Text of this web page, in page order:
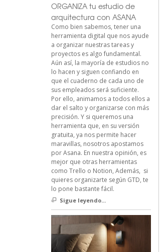
ORGANIZA tu estudio de
arquitectura con ASANA
Como bien sabemos, tener una
herramienta digital que nos ayude
a organizar nuestras tareas y
proyectos es algo fundamental.
Aún así, la mayoría de estudios no
lo hacen y siguen confiando en
que el cuaderno de cada uno de
sus empleados será suficiente.
Por ello, animamos a todos ellos a
dar el salto y organizarse con más
precisión. Y si queremos una
herramienta que, en su versión
gratuita, ya nos permite hacer
maravillas, nosotros apostamos
por Asana. En nuestra opinión, es
mejor que otras herramientas
como Trello o Notion, Además, si
quieres organizarte según GTD, te
lo pone bastante fácil.
Sigue leyendo...